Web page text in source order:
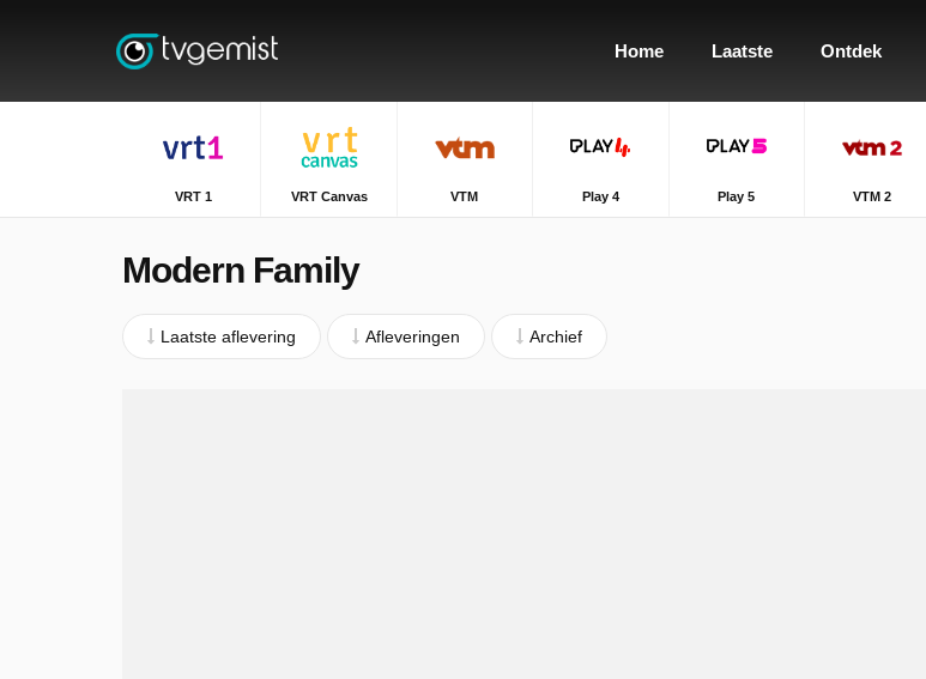
Home Laatste Ontdek
VRT 1 VRT Canvas VTM Play 4 Play 5 VTM 2
Modern Family
Laatste aflevering Afleveringen Archief